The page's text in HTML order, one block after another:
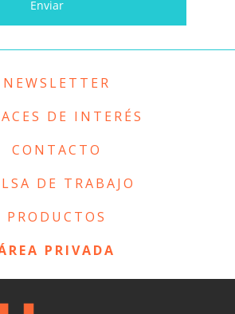
NEWSLETTER
DE INTERÉS
CONTACTO
DE TRABAJO
PRODUCTOS
PRIVADA